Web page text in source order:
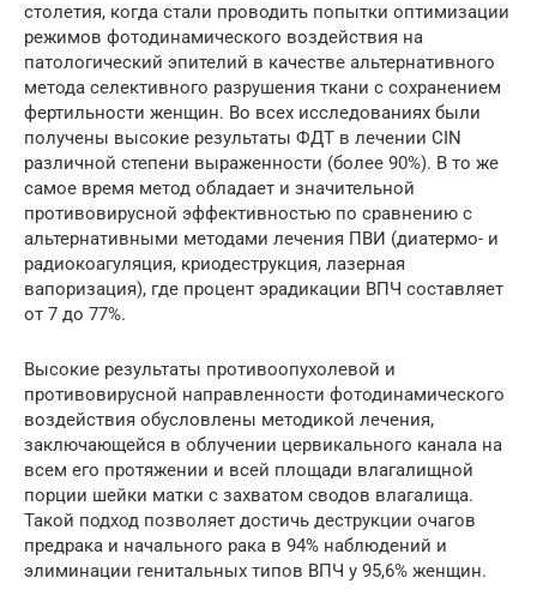
столетия, когда стали проводить попытки оптимизации
режимов фотодинамического воздействия на
патологический эпителий в качестве альтернативного
метода селективного разрушения ткани с сохранением
фертильности женщин. Во всех исследованиях были
получены высокие результаты ФДТ в лечении CIN
различной степени выраженности (более 90%). В то же
самое время метод обладает и значительной
противовирусной эффективностью по сравнению с
альтернативными методами лечения ПВИ (диатермо- и
радиокоагуляция, криодеструкция, лазерная
вапоризация), где процент эрадикации ВПЧ составляет
от 7 до 77%.
Высокие результаты противоопухолевой и
противовирусной направленности фотодинамического
воздействия обусловлены методикой лечения,
заключающейся в облучении цервикального канала на
всем его протяжении и всей площади влагалищной
порции шейки матки с захватом сводов влагалища.
Такой подход позволяет достичь деструкции очагов
предрака и начального рака в 94% наблюдений и
элиминации генитальных типов ВПЧ у 95,6% женщин.